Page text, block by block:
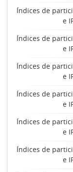
Índices de
e
Índices de
e
Índices de
e
Índices de
e
Índices de
e
Índices de
e